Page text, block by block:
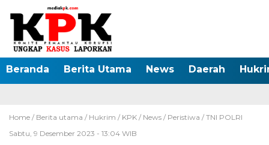
Beranda Berita Utama News Daerah
Home / Berita utama / Hukrim / KPK / News / Peristiwa / TNI POLRI
Sabtu, 9 Desember 2023 - 13:04 WIB